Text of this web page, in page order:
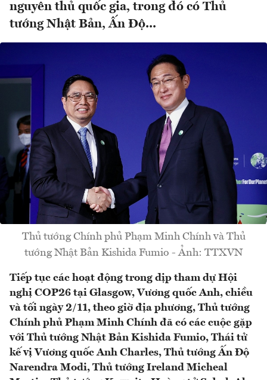
nguyên thủ quốc gia, trong đó có Thủ
tướng Nhật Bản, Ấn Độ...
Thủ tướng Chính phủ Phạm Minh Chính và Thủ
tướng Nhật Bản Kishida Fumio - Ảnh: TTXVN
Tiếp tục các hoạt động trong dịp tham dự Hội
nghị COP26 tại Glasgow, Vương quốc Anh, chiều
và tối ngày 2/11, theo giờ địa phương, Thủ tướng
Chính phủ Phạm Minh Chính đã có các cuộc gặp
với Thủ tướng Nhật Bản Kishida Fumio, Thái tử
kế vị Vương quốc Anh Charles, Thủ tướng Ấn Độ
Narendra Modi, Thủ tướng Ireland Micheal